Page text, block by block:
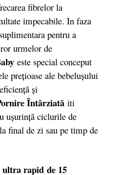
fibrelor la
impecabile. In faza
pentru a
urmelor de
este special conceput
prețioase ale bebelușului
și
Întârziată iti
ușurință ciclurile de
final de zi sau pe timp de
ultra rapid de 15